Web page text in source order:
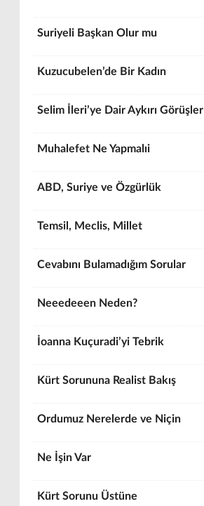
Suriyeli Başkan Olur mu
Kuzucubelen’de Bir Kadın
Selim İleri’ye Dair Aykırı Görüşler
Muhalefet Ne Yapmalıi
ABD, Suriye ve Özgürlük
Temsil, Meclis, Millet
Cevabını Bulamadığım Sorular
Neeedeeen Neden?
İoanna Kuçuradi’yi Tebrik
Kürt Sorununa Realist Bakış
Ordumuz Nerelerde ve Niçin
Ne İşin Var
Kürt Sorunu Üstüne